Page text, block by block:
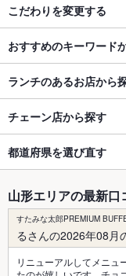
こだわりを変更する
おすすめのキーワード
ランチのあるお店から
チェーン店から探す
都道府県を選び直す
山形エリアの最新口
すたみな太郎PREMIUM
るさんの2026年08月
リニューアルしてメニュ